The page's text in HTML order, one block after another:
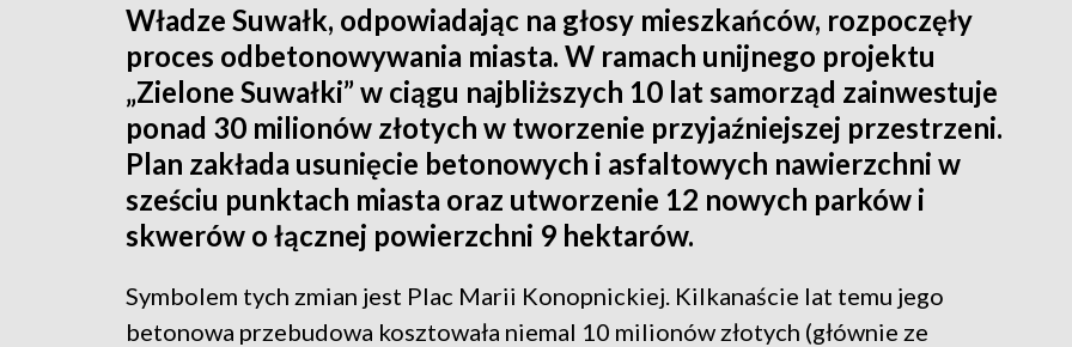
Władze Suwałk, odpowiadając na głosy mieszkańców, rozpoczęły
proces odbetonowywania miasta. W ramach unijnego projektu
„Zielone Suwałki” w ciągu najbliższych 10 lat samorząd zainwestuje
ponad 30 milionów złotych w tworzenie przyjaźniejszej przestrzeni.
Plan zakłada usunięcie betonowych i asfaltowych nawierzchni w
sześciu punktach miasta oraz utworzenie 12 nowych parków i
skwerów o łącznej powierzchni 9 hektarów.
Symbolem tych zmian jest Plac Marii Konopnickiej. Kilkanaście lat temu jego
betonowa przebudowa kosztowała niemal 10 milionów złotych (głównie ze